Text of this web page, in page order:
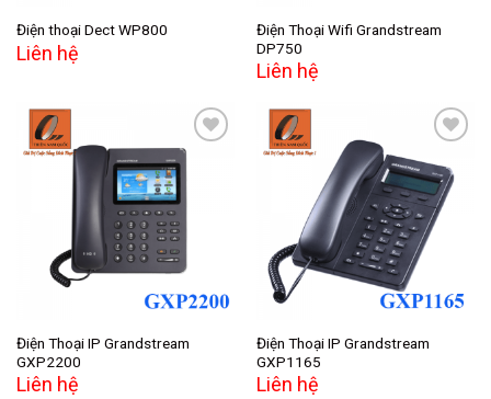
Điện thoại Dect WP800
Liên hệ
Điện Thoại Wifi Grandstream
DP750
Liên hệ
Điện Thoại IP Grandstream
GXP2200
Liên hệ
Add to
wishlist
Điện Thoại IP Grandstream
GXP1165
Liên hệ